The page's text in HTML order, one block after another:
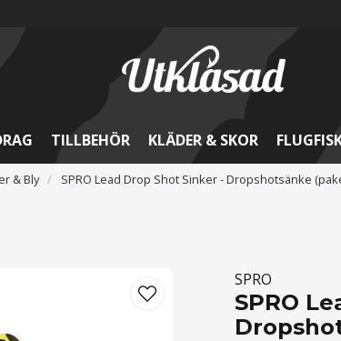
TILLBEHÖR KLÄDER & SKOR
& Bly SPRO Lead Drop Shot Sinker - Dropshotsänke
SPRO
SPRO